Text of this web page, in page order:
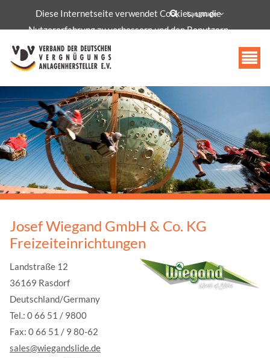
Language
info@vdv-freizeittechnologie.de
Josef Wiegand GmbH & Co. KG
Freizeiteinrichtungen
Landstraße 12
36169 Rasdorf
Deutschland/Germany
Tel.: 0 66 51 / 9800
Fax: 0 66 51 / 9 80-62
sales@wiegandslide.de
Diese Internetseite verwendet Cookies, um die
Nutzererfahrung zu verbessern und den Benutzern
bestimmte Dienste und Funktionen bereitzustellen.
Akzeptieren